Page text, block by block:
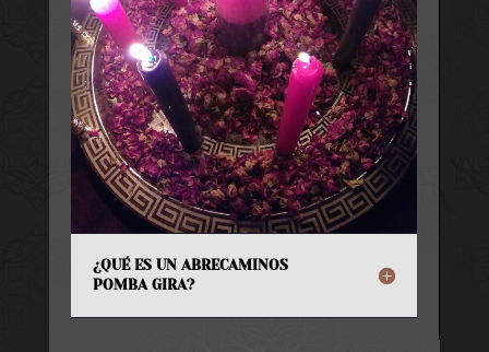
¿QUÉ ES UN ABRECAMINOS
POMBA GIRA?